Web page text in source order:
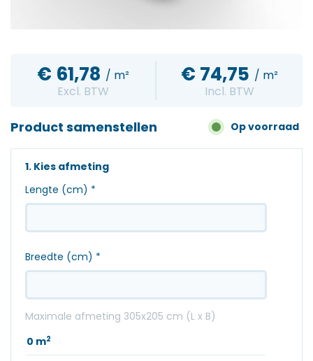
€ 61,78 / m²
Excl. BTW
€ 74,75 / m²
Incl. BTW
Op voorraad
Product samenstellen
1. Kies afmeting
Lengte (cm) *
Breedte (cm) *
Maximale afmeting 305x205 cm (L x B)
0 m2